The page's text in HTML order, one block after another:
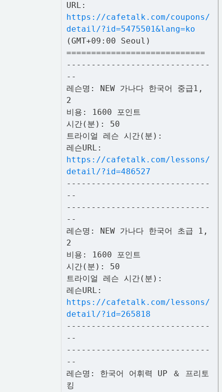
URL:
https://cafetalk.com/coupons/
detail/?id=5475501&lang=ko
(GMT+09:00 Seoul)
============================
-----------------------------
--
레슨명: NEW 가나다 한국어 중급1,
2
비용: 1600 포인트
시간(분): 50
트라이얼 레슨 시간(분):
레슨URL:
https://cafetalk.com/lessons/
detail/?id=486527
-----------------------------
--
-----------------------------
--
레슨명: NEW 가나다 한국어 초급 1,
2
비용: 1600 포인트
시간(분): 50
트라이얼 레슨 시간(분):
레슨URL:
https://cafetalk.com/lessons/
detail/?id=265818
-----------------------------
--
-----------------------------
--
레슨명: 한국어 어휘력 UP ＆ 프리토
킹